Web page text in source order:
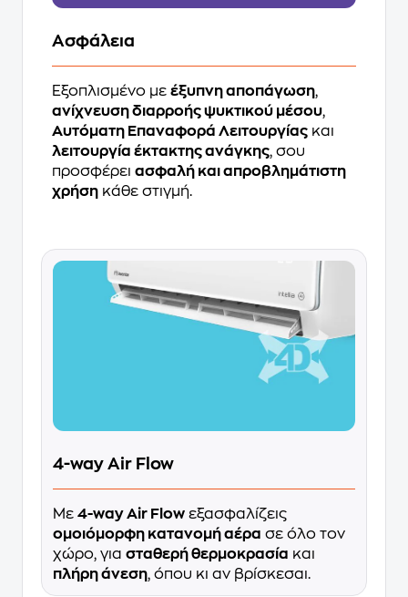
Ασφάλεια
Εξοπλισμένο με έξυπνη αποπάγωση,
ανίχνευση διαρροής ψυκτικού μέσου,
Αυτόματη Επαναφορά Λειτουργίας και
λειτουργία έκτακτης ανάγκης, σου
προσφέρει ασφαλή και απροβλημάτιστη
χρήση κάθε στιγμή.
4-way Air Flow
Με 4-way Air Flow εξασφαλίζεις
ομοιόμορφη κατανομή αέρα σε όλο τον
χώρο, για σταθερή θερμοκρασία και
πλήρη άνεση, όπου κι αν βρίσκεσαι.